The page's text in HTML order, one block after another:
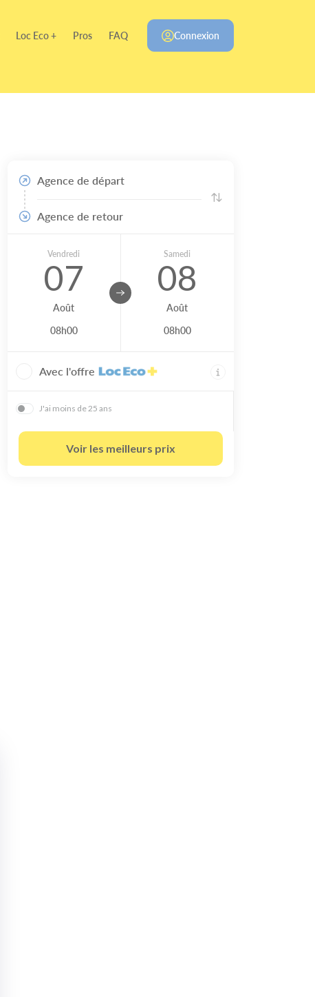
Loc Eco + Pros FAQ Connexion
Agence de départ
Agence de retour
Vendredi
07
Août
08h00
Samedi
08
Août
08h00
Avec l'offre
J'ai moins de 25 ans
Voir les meilleurs prix